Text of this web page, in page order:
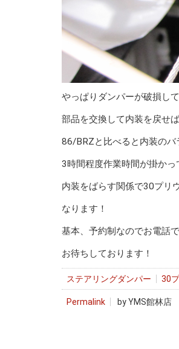
やっぱりダンパーが破損し
部品を交換して内装を戻せ
86/BRZと比べると内装の
3時間程度作業時間が掛かっ
内装をばらす関係で30プリ
なります！
基本、予約制なのでお電話
お待ちしております！
ステアリングダンパー 30
Permalink by YMS館林店